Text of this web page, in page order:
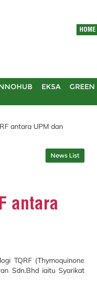
HOME
EKSA
GREEN
antara UPM dan
News List
antara
TQRF (Thymoquinone
Sdn.Bhd iaitu Syarikat